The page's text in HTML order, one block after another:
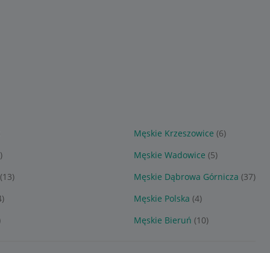
Męskie Krzeszowice (6)
Męskie Wadowice (5)
(13) Męskie Dąbrowa Górnicza (37)
Męskie Polska (4)
Męskie Bieruń (10)